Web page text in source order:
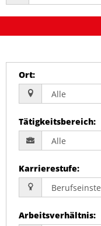
Ort:
Tätigkeitsbereich:
Karrierestufe:
Arbeitsverhältnis: